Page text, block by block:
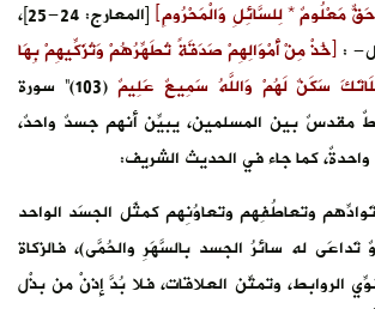
مَعْلُومٌ * لِلسَّائِلِ وَالْمَحْرُومِ﴾
[المعارج: 24-25]،
:﴿خُذْ مِنْ أَمْوَالِهِمْ صَدَقَةً تُطَهِّرُهُمْ وَتُزَكِّيهِمْ بِهَا
سَكَنٌ لَهُمْ وَاللَّهُ سَمِيعٌ عَلِيمٌ
(103)” سورة
مقدسٌ بين المسلمين، يبيِّن أنهم جسدٌ واحدٌ،
كما جاء في الحديث الشريف:
وتعاطُفِهم وتعاوُنِهم كمثَل الجسَد الواحد
له سائرُ الجسد بالسَّهَرِ والحُمَّى)، فالزكاة
الروابط، وتمتِّن العلاقات، فلا بُدَّ إذنْ من بذْل